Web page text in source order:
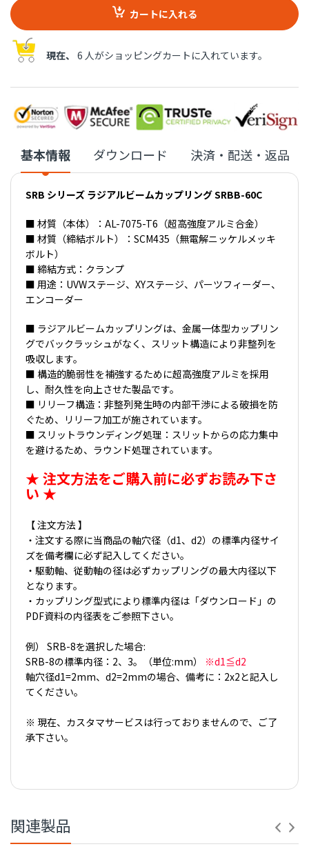
カートに入れる
現在、 6 人がショッピングカートに入れています。
基本情報 ダウンロード 決済・配送・返品
SRB シリーズ ラジアルビームカップリング SRBB-60C
■ 材質（本体）：AL-7075-T6（超高強度アルミ合金）
■ 材質（締結ボルト）：SCM435（無電解ニッケルメッキ
ボルト）
■ 締結方式：クランプ
■ 用途：UVWステージ、XYステージ、パーツフィーダー、
エンコーダー
■ ラジアルビームカップリングは、金属一体型カップリン
グでバックラッシュがなく、スリット構造により非整列を
吸収します。
■ 構造的脆弱性を補強するために超高強度アルミを採用
し、耐久性を向上させた製品です。
■ リリーフ構造：非整列発生時の内部干渉による破損を防
ぐため、リリーフ加工が施されています。
■ スリットラウンディング処理：スリットからの応力集中
を避けるため、ラウンド処理されています。
★ 注文方法をご購入前に必ずお読み下さ
い ★
【 注文方法 】
・注文する際に当商品の軸穴径（d1、d2）の標準内径サイ
ズを備考欄に必ず記入してください。
・駆動軸、従動軸の径は必ずカップリングの最大内径以下
となります。
・カップリング型式により標準内径は「ダウンロード」の
PDF資料の内径表をご参照下さい。
例） SRB-8を選択した場合:
SRB-8の標準内径：2、3。（単位:mm）
※d1≦d2
軸穴径d1=2mm、d2=2mmの場合、備考に：2x2と記入し
てください。
※ 現在、カスタマサービスは行っておりませんので、ご了
承下さい。
【 PDFダウンロード02 】
※コナビストアでの表記の金額は全て税込価格です。
関連製品